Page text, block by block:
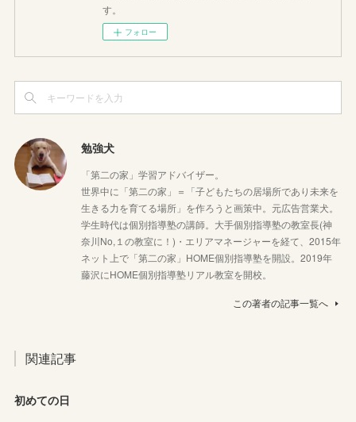
す。
フォロー
勉強犬
「第二の家」学習アドバイザー。
世界中に「第二の家」＝「子どもたちの居場所であり未来を
生きる力を育てる場所」を作ろうと画策中。元広告営業犬。
学生時代は個別指導塾の講師。大手個別指導塾の教室長(神
奈川No,１の教室に！)・エリアマネージャーを経て、2015年
ネット上で「第二の家」HOME個別指導塾を開設。2019年
藤沢にHOME個別指導塾リアル教室を開校。
この著者の記事一覧へ
関連記事
初めての日